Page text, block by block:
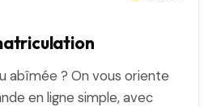
abîmée ? On vous oriente
en ligne simple, avec